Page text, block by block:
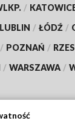
/
LUBLIN / ŁÓDŹ /
/ POZNAŃ /
/ WARSZAWA /